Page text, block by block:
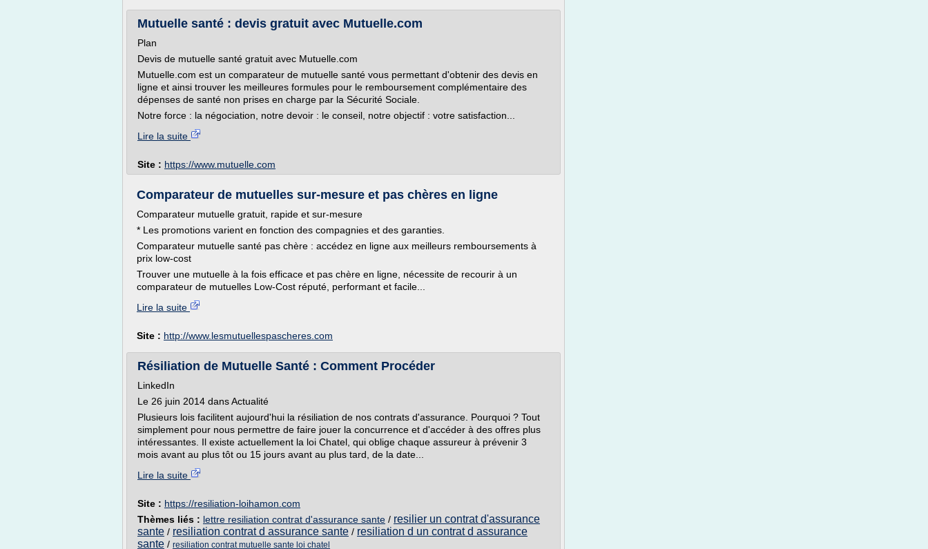
Mutuelle santé : devis gratuit avec Mutuelle.com
Plan
Devis de mutuelle santé gratuit avec Mutuelle.com
Mutuelle.com est un comparateur de mutuelle santé vous permettant d'obtenir des devis en
ligne et ainsi trouver les meilleures formules pour le remboursement complémentaire des
dépenses de santé non prises en charge par la Sécurité Sociale.
Notre force : la négociation, notre devoir : le conseil, notre objectif : votre satisfaction...
Lire la suite
Site : https://www.mutuelle.com
Comparateur de mutuelles sur-mesure et pas chères en ligne
Comparateur mutuelle gratuit, rapide et sur-mesure
* Les promotions varient en fonction des compagnies et des garanties.
Comparateur mutuelle santé pas chère : accédez en ligne aux meilleurs remboursements à
prix low-cost
Trouver une mutuelle à la fois efficace et pas chère en ligne, nécessite de recourir à un
comparateur de mutuelles Low-Cost réputé, performant et facile...
Lire la suite
Site : http://www.lesmutuellespascheres.com
Résiliation de Mutuelle Santé : Comment Procéder
LinkedIn
Le 26 juin 2014 dans Actualité
Plusieurs lois facilitent aujourd'hui la résiliation de nos contrats d'assurance. Pourquoi ? Tout
simplement pour nous permettre de faire jouer la concurrence et d'accéder à des offres plus
intéressantes. Il existe actuellement la loi Chatel, qui oblige chaque assureur à prévenir 3
mois avant au plus tôt ou 15 jours avant au plus tard, de la date...
Lire la suite
Site : https://resiliation-loihamon.com
Thèmes liés : lettre resiliation contrat d'assurance sante / resilier un contrat d'assurance
sante / resiliation contrat d assurance sante / resiliation d un contrat d assurance
sante / resiliation contrat mutuelle sante loi chatel